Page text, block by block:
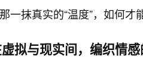
一抹真实的“温度”，如何才
拟与现实间，编织情